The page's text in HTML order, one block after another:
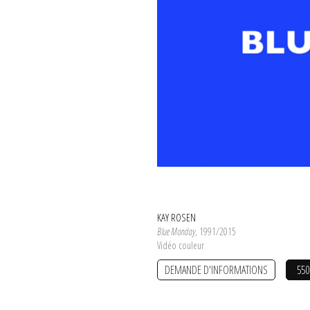
KAY ROSEN
Blue Monday, 1991/2015
Vidéo couleur
DEMANDE D'INFORMATIONS